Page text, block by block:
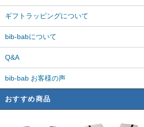
ギフトラッピングについて
bib-babについて
Q&A
bib-bab お客様の声
おすすめ商品